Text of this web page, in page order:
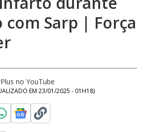
Sarp | Força
no YouTube
EM 23/01/2025 - 01H18)